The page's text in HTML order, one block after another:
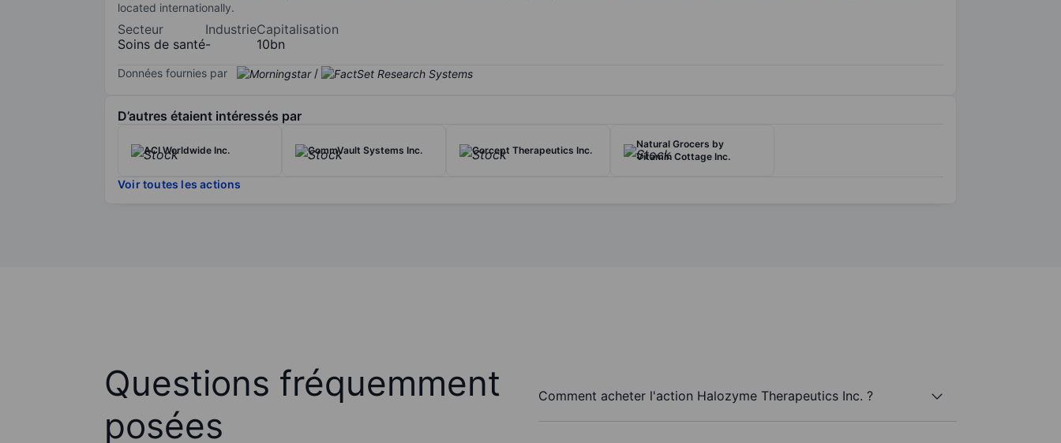
located internationally.
Secteur
Soins de santé
Industrie
-
Capitalisation
10bn
Données fournies par /
D’autres étaient intéressés par
ACI Worldwide Inc. CommVault Systems Inc. Corcept Therapeutics Inc.
Natural Grocers by
Vitamin Cottage Inc.
Voir toutes les actions
Questions fréquemment
posées
Comment acheter l'action Halozyme Therapeutics Inc. ?